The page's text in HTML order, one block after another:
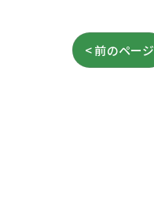
< 前のページ